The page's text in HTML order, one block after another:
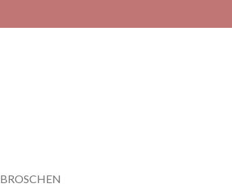
BROSCHEN